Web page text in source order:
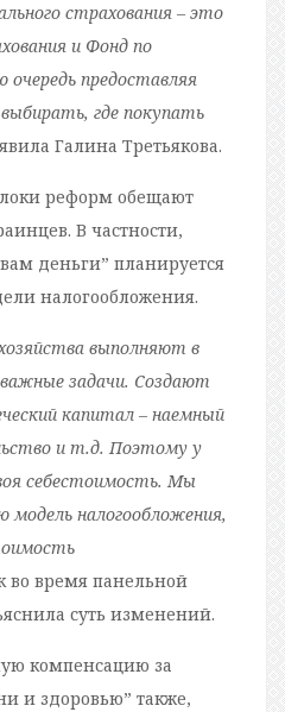
страхования – это
и Фонд по
очередь предоставляя
где покупать
Галина Третьякова.
реформ обещают
В частности,
деньги” планируется
налогообложения.
выполняют в
задачи. Создают
капитал – наемный
и т.д. Поэтому у
себестоимость. Мы
налогообложения,
во время панельной
суть изменений.
компенсацию за
и здоровью” также,